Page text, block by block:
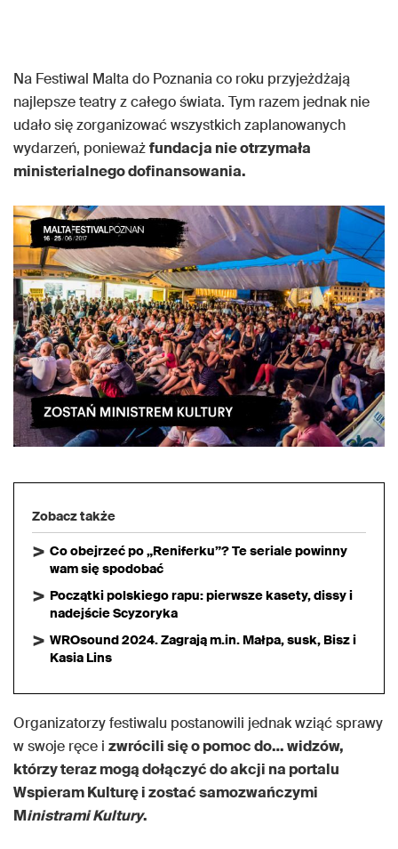
Na Festiwal Malta do Poznania co roku przyjeżdżają
najlepsze teatry z całego świata. Tym razem jednak nie
udało się zorganizować wszystkich zaplanowanych
wydarzeń, ponieważfundacja nie otrzymała
ministerialnego dofinansowania.
Zobacz także
Co obejrzeć po „Reniferku”? Te seriale powinny
wam się spodobać
Początki polskiego rapu: pierwsze kasety, dissy i
nadejście Scyzoryka
WROsound 2024. Zagrają m.in. Małpa, susk, Bisz i
Kasia Lins
Organizatorzy festiwalu postanowili jednak wziąć sprawy
w swoje ręce i zwrócili się o pomoc do… widzów,
którzy teraz mogą dołączyć do akcji na portalu
Wspieram Kulturę i zostać samozwańczymi
Ministrami Kultury.